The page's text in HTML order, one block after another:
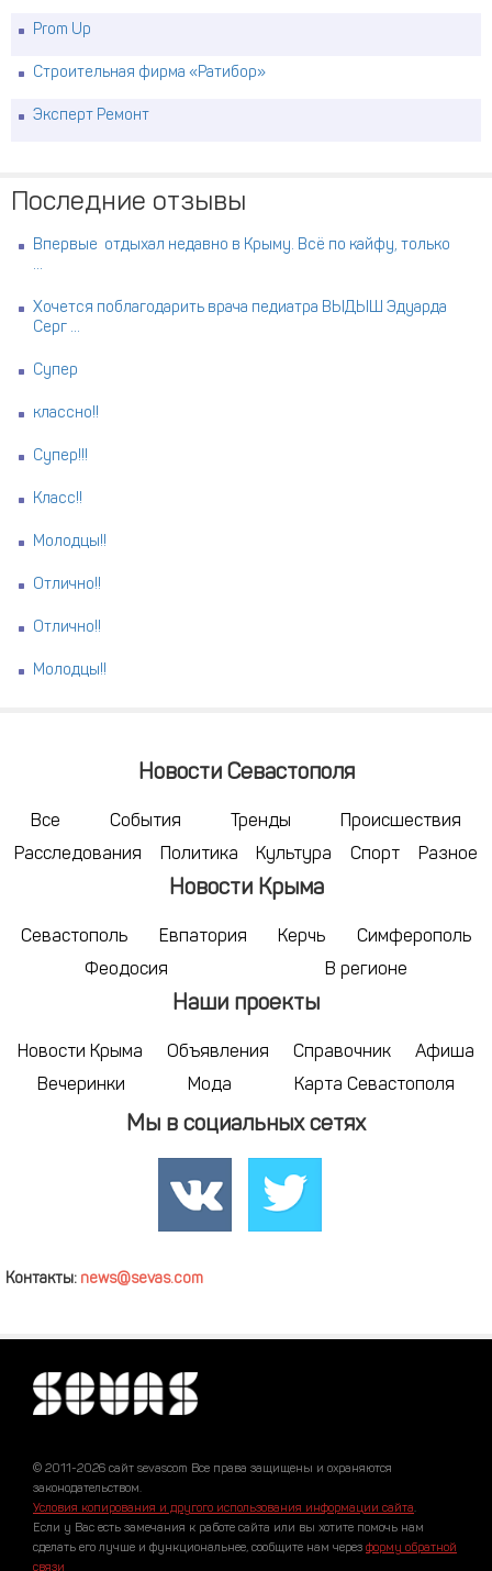
Prom Up
Строительная фирма «Ратибор»
Эксперт Ремонт
Последние отзывы
Впервые отдыхал недавно в Крыму. Всё по кайфу, только
...
Хочется поблагодарить врача педиатра ВЫДЫШ Эдуарда
Серг ...
Супер
классно!!
Супер!!!
Класс!!
Молодцы!!
Отлично!!
Отлично!!
Молодцы!!
Новости Севастополя
Все События Тренды
Происшествия
Расследования
Политика Культура Спорт Разное
Новости Крыма
Севастополь Евпатория Керчь
Симферополь
Феодосия
В регионе
Наши проекты
Новости Крыма Объявления Справочник
Афиша
Вечеринки
Мода Карта Севастополя
Мы в социальных сетях
Контакты: news@sevas.com
© 2011-2026 сайт sevascom Все права защищены и охраняются
законодательством.
Условия копирования и другого использования информации сайта.
Если у Вас есть замечания к работе сайта или вы хотите помочь нам
сделать его лучше и функциональнее, сообщите нам через форму обратной
связи